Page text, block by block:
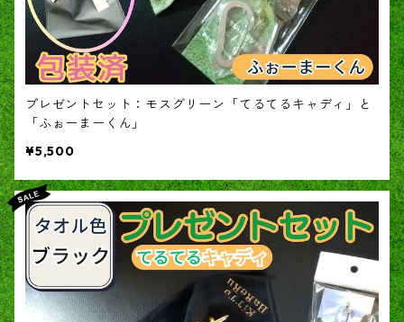
プレゼントセット：モスグリーン「てるてるキャディ」と
「ふぉーまーくん」
¥5,500